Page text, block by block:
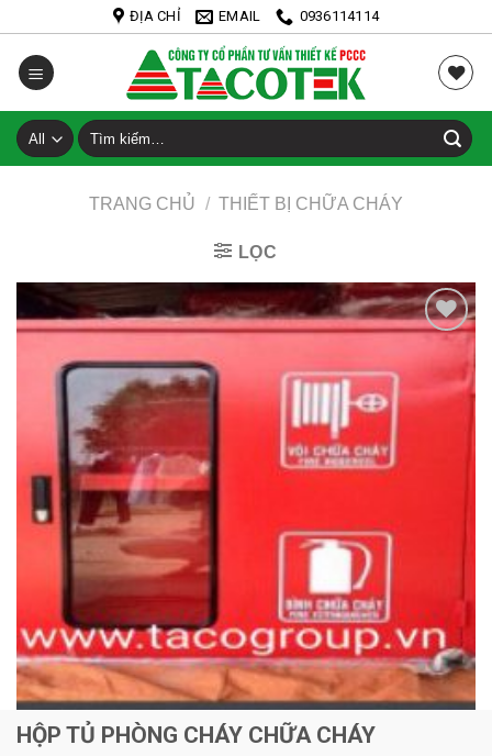
to
content
ĐỊA CHỈ EMAIL 0936114114
Tìm
kiếm:
TRANG CHỦ / THIẾT BỊ CHỮA CHÁY
LỌC
Add to
HỘP TỦ PHÒNG CHÁY CHỮA CHÁY